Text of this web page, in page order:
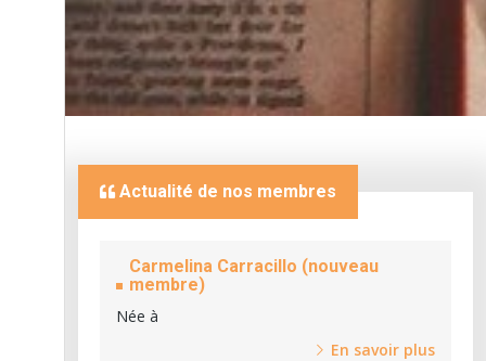
Actualité de nos membres
Carmelina Carracillo (nouveau
membre)
Née à
En savoir plus